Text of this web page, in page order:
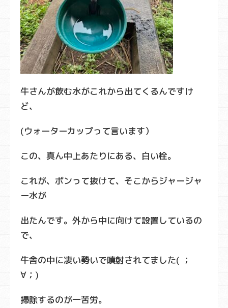
牛さんが飲む水がこれから出てくるんですけ
ど、
(ウォーターカップって言います）
この、真ん中上あたりにある、白い栓。
これが、ポンって抜けて、そこからジャージャ
ー水が
出たんです。外から中に向けて設置しているの
で、
牛舎の中に凄い勢いで噴射されてました( ；
∀；)
掃除するのが一苦労。